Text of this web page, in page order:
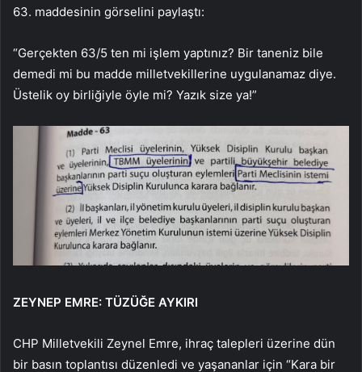
63. maddesinin görselini paylaştı:
“Gerçekten 63/5 ten mi işlem yaptınız? Bir taneniz bile
demedi mi bu madde milletvekillerine uygulanamaz diye.
Üstelik oy birliğiyle öyle mi? Yazık size ya!”
ZEYNEP EMRE: TÜZÜĞE AYKIRI
CHP Milletvekili Zeynel Emre, ihraç talepleri üzerine dün
bir basın toplantısı düzenledi ve yaşananlar için “Kara bir